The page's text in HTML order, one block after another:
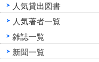
人気貸出図書
人気著者一覧
雑誌一覧
新聞一覧